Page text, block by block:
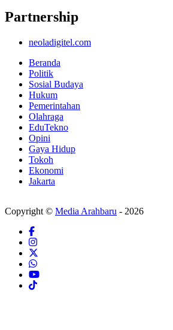
Partnership
neoladigitel.com
Beranda
Politik
Sosial Budaya
Hukum
Pemerintahan
Olahraga
EduTekno
Opini
Gaya Hidup
Tokoh
Ekonomi
Jakarta
Copyright © Media Arahbaru - 2026